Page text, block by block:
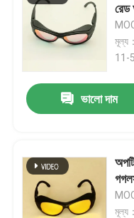
11-
ভালো দাম